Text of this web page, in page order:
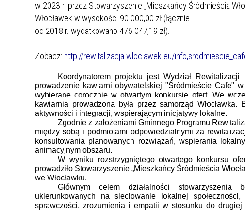
w 2023 r. przez Stowarzyszenie „Mieszkańcy Śródmieścia
Włocławek w wysokości 90 000,00 zł (łącznie
od 2018 r. wydatkowano 476 047,19 zł).
Zobacz: http://rewitalizacja.wloclawek.eu/
Koordynatorem projektu jest Wydział
prowadzenie kawiarni obywatelskiej "Śródmieście Cafe"
wybierane corocznie w otwartym konkursie ofert. We
kawiarnia prowadzona była przez samorząd
aktywności i integracji, wspierającym inicjatywy lokalne.
Zgodnie z założeniami Gminnego Programu
między sobą i podmiotami odpowiedzialnymi za
konsultowania planowanych rozwiązań, wspierania
animacyjnym obszaru.
W wyniku rozstrzygniętego otwartego konkursu
prowadziło Stowarzyszenie „Mieszkańcy Śródmieścia
we Włocławku.
Głównym celem działalności stowarzyszenia
ukierunkowanych na sieciowanie lokalnej
sprawczości, zrozumienia i empatii w stosunku do